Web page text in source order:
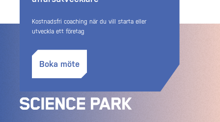
Kostnadsfri coaching när du vill starta eller
utveckla ett företag
Boka möte